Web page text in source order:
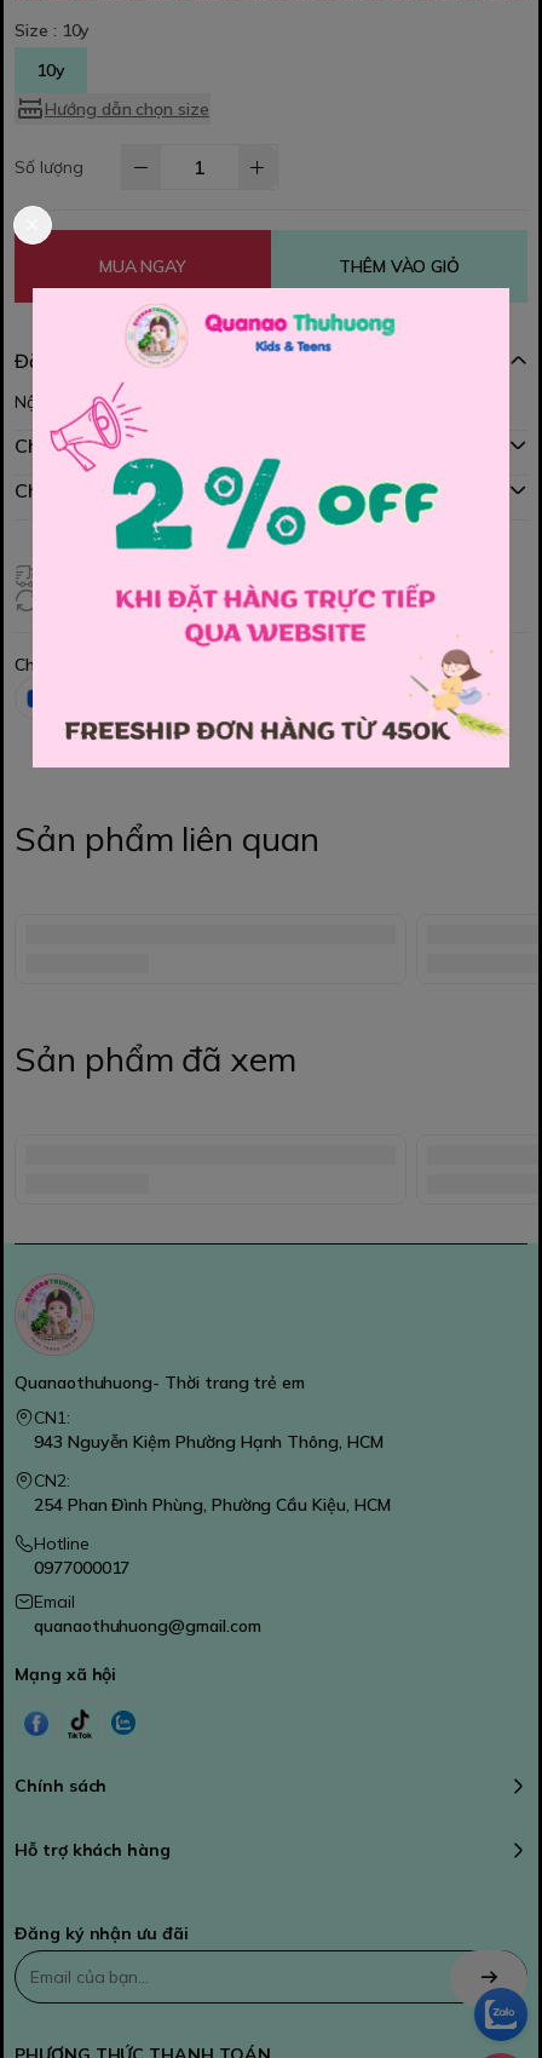
Size : 10y
10y
Hướng dẫn chọn size
Số lượng
MUA NGAY THÊM VÀO GIỎ
Đặc điểm nổi bật
Nội dung đang được cập nhật
Chính sách mua hàng
Chính sách đổi hàng
Đổi hàng 3 ngày (HCM), 7 ngày (Tỉnh)
Chia sẻ
Sản phẩm liên quan
Sản phẩm đã xem
Quanaothuhuong- Thời trang trẻ em
CN1:
943 Nguyễn Kiệm Phường Hạnh Thông, HCM
CN2:
254 Phan Đình Phùng, Phường Cầu Kiệu, HCM
Hotline
0977000017
Email
quanaothuhuong@gmail.com
Mạng xã hội
Chính sách
Hỗ trợ khách hàng
Đăng ký nhận ưu đãi